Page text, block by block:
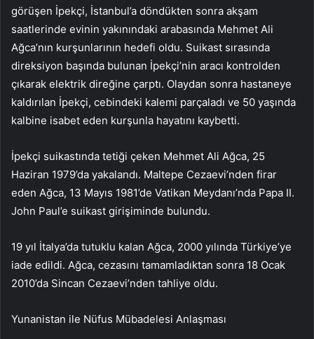
görüşen İpekçi, İstanbul’a döndükten sonra akşam
saatlerinde evinin yakınındaki arabasında Mehmet Ali
Ağca’nın kurşunlarının hedefi oldu. Suikast sırasında
direksiyon başında bulunan İpekçi’nin aracı kontrolden
çıkarak elektrik direğine çarptı. Olaydan sonra hastaneye
kaldırılan İpekçi, cebindeki kalemi parçaladı ve 50 yaşında
kalbine isabet eden kurşunla hayatını kaybetti.
İpekçi suikastında tetiği çeken Mehmet Ali Ağca, 25
Haziran 1979’da yakalandı. Maltepe Cezaevi’nden firar
eden Ağca, 13 Mayıs 1981’de Vatikan Meydanı’nda Papa II.
John Paul’e suikast girişiminde bulundu.
19 yıl İtalya’da tutuklu kalan Ağca, 2000 yılında Türkiye’ye
iade edildi. Ağca, cezasını tamamladıktan sonra 18 Ocak
2010’da Sincan Cezaevi’nden tahliye oldu.
Yunanistan ile Nüfus Mübadelesi Anlaşması